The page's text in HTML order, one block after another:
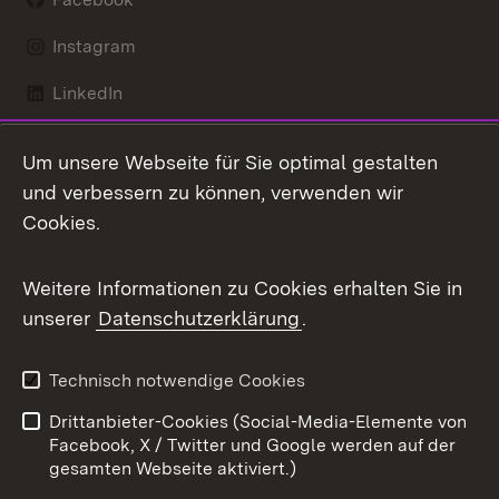
Instagram
LinkedIn
X / Twitter
Youtube
Kontakt
Datenschutz
Barrierefreiheit
Impressum
Cookies
Um unsere Webseite für Sie optimal gestalten
und verbessern zu können, verwenden wir
Cookies.
Weitere Informationen zu Cookies erhalten Sie in
unserer Datenschutzerklärung.
Technisch notwendige Cookies
Drittanbieter-Cookies (Social-Media-Elemente von
Facebook, X / Twitter und Google werden auf der
gesamten Webseite aktiviert.)